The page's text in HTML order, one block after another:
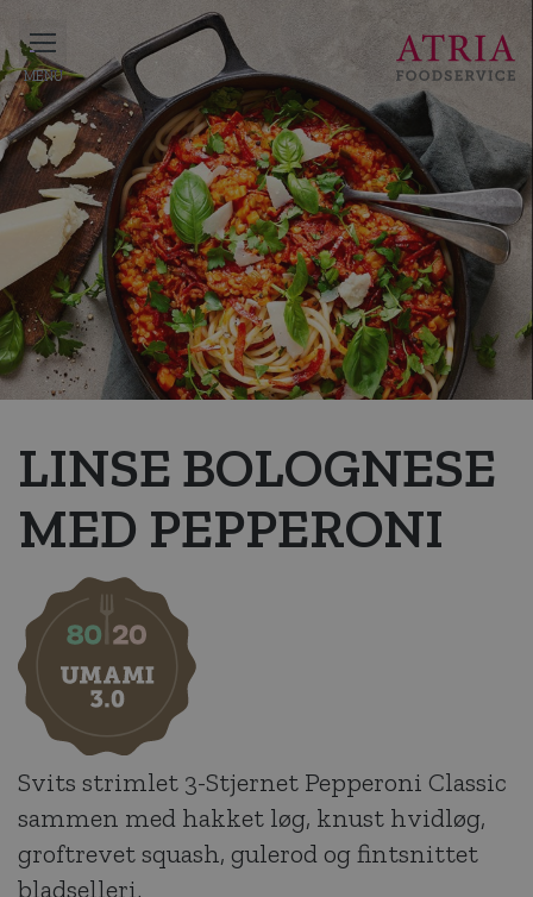
LINSE BOLOGNESE
MED PEPPERONI
Svits strimlet 3-Stjernet Pepperoni Classic
sammen med hakket løg, knust hvidløg,
groftrevet squash, gulerod og fintsnittet
bladselleri.